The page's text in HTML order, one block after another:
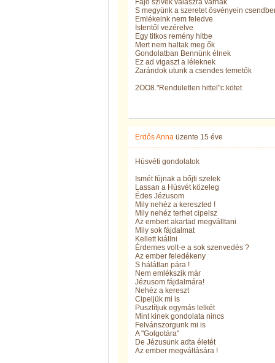
Fájó szivek válaszra várnak
S megyünk a szeretet ösvényein
Emlékeink nem feledve
Istentől vezérelve
Egy titkos remény hitbe
Mert nem haltak meg ők
Gondolatban Bennünk élnek
Ez ad vigaszt a léleknek
Zarándok utunk a csendes temetők
2OO8."Rendületlen hittel"c.kötet
Erdős Anna üzente 15 éve
Húsvéti gondolatok
Ismét fújnak a bőjti szelek
Lassan a Húsvét közeleg
Édes Jézusom
Mily nehéz a kereszted !
Mily nehéz terhet cipelsz
Az embert akartad megválltani
Mily sok fájdalmat
Kellett kiállni
Érdemes volt-e a sok szenvedés ?
Az ember feledékeny
S hálátlan pára !
Nem emlékszik már
Jézusom fájdalmára!
Nehéz a kereszt
Cipeljük mi is
Pusztítjuk egymás lelkét
Mint kinek gondolata nincs
Felvánszorgunk mi is
A "Golgotára"
De Jézusunk adta életét
Az ember megváltására !